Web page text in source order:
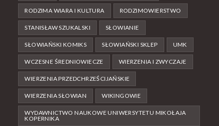
RODZIMA WIARA I KULTURA RODZIMOWIERSTWO
STANISŁAW SZUKALSKI SŁOWIANIE
SŁOWIAŃSKI KOMIKS SŁOWIAŃSKI SKLEP UMK
WCZESNE ŚREDNIOWIECZE WIERZENIA I ZWYCZAJE
WIERZENIA PRZEDCHRZEŚCIJAŃSKIE
WIERZENIA SŁOWIAN WIKINGOWIE
WYDAWNICTWO NAUKOWE UNIWERSYTETU MIKOŁAJA
KOPERNIKA